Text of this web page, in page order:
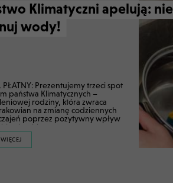
Klimatyczni apelują: nie
wody!
trzeci spot
państwa Klimatycznych –
rodziny, która zwraca
na zmianę codziennych
poprzez pozytywny wpływ
i środowisko.